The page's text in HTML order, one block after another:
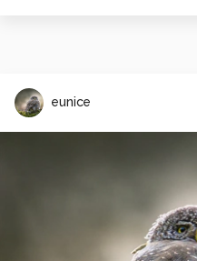
eunice